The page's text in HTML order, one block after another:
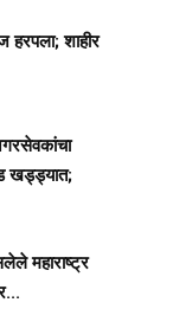
हरपला; शाहीर
खड्ड्यात;
महाराष्ट्र